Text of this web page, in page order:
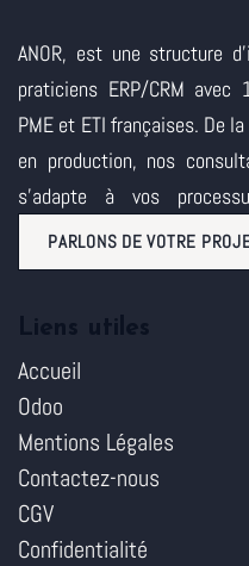
ANOR, est une structure
praticiens ERP/CRM
PME et ETI françaises. De
en production, nos
s'adapte à vos
PARLONS DE VOTRE
Accueil
Odoo
Mentions Légales
Contactez-nous
CGV
Confidentialité